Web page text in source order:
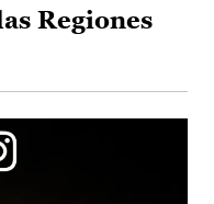
Regiones